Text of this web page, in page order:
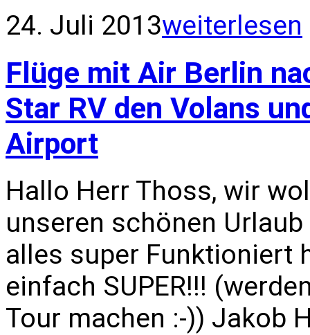
24. Juli 2013weiterlesen
Flüge mit Air Berlin
Star RV den Volans
Airport
Hallo Herr Thoss, wir
unseren schönen
alles super Funktioniert
einfach SUPER!!!
Tour machen :-)) Jakob